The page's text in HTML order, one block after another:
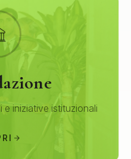
iniziative istituzionali